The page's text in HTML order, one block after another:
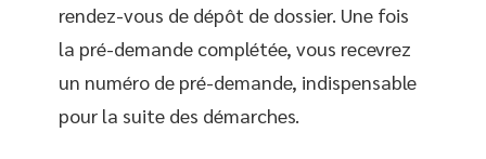
rendez-vous de dépôt de dossier. Une fois
la pré-demande complétée, vous recevrez
un numéro de pré-demande, indispensable
pour la suite des démarches.